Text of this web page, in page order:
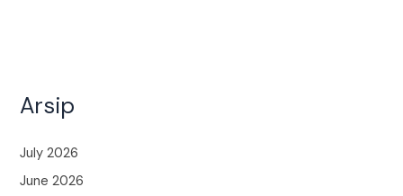
Arsip
July 2026
June 2026